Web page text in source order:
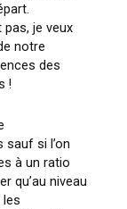
je veux
notre
des
!
si l’on
à un ratio
qu’au niveau
les